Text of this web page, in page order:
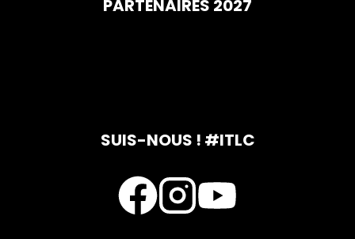
PARTENAIRES 2027
SUIS-NOUS ! #ITLC